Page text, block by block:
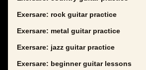
Exersare: rock guitar practice
Exersare: metal guitar practice
Exersare: jazz guitar practice
Exersare: beginner guitar lessons